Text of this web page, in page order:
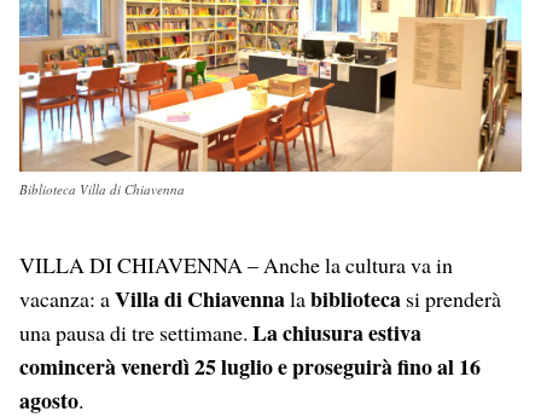
o
o
A
p
p
d
I
n
r
a
m
Biblioteca Villa di Chiavenna
VILLA DI CHIAVENNA – Anche la cultura va in
vacanza: aVilla di Chiavennalabiblioteca si prenderà
una pausa di tre settimane. La chiusura estiva
comincerà venerdì 25 luglio e proseguirà fino al 16
agosto.